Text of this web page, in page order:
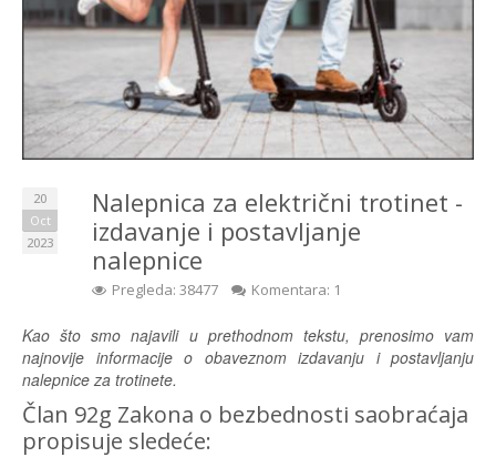
20
Oct
2023
Nalepnica za električni trotinet -
izdavanje i postavljanje
nalepnice
Pregleda: 38477 Komentara: 1
Kao što smo najavili u prethodnom tekstu, prenosimo vam
najnovije informacije o obaveznom izdavanju i postavljanju
nalepnice za trotinete.
Član 92g Zakona o bezbednosti saobraćaja
propisuje sledeće: